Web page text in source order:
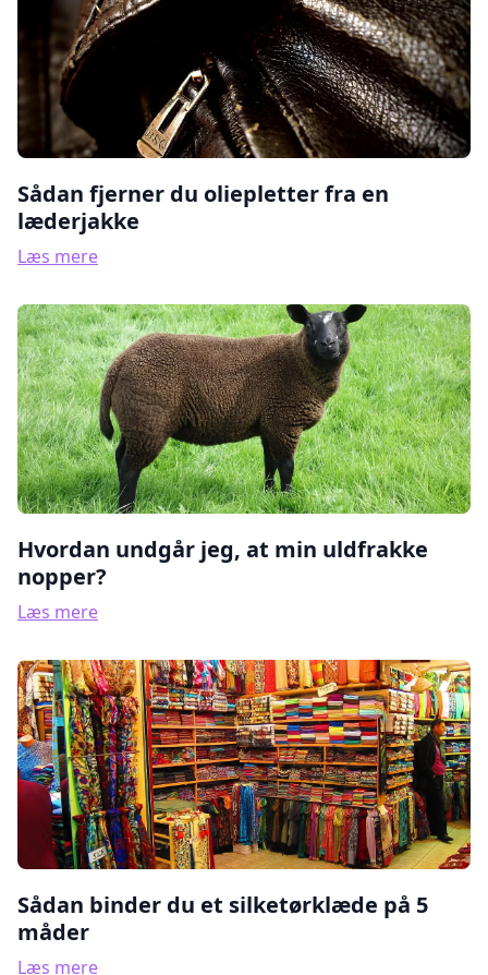
Sådan fjerner du oliepletter fra en
læderjakke
Læs mere
Hvordan undgår jeg, at min uldfrakke
nopper?
Læs mere
Sådan binder du et silketørklæde på 5
måder
Læs mere